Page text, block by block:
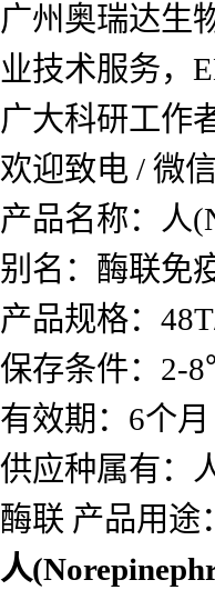
广州奥瑞达生
业技术服务，
广大科研工作
欢迎致电 / 微
产品名称： 人
别名：酶联免
产品规格：
保存条件：2-
有效期：6个月
供应种属有：
酶联 产品用途
人